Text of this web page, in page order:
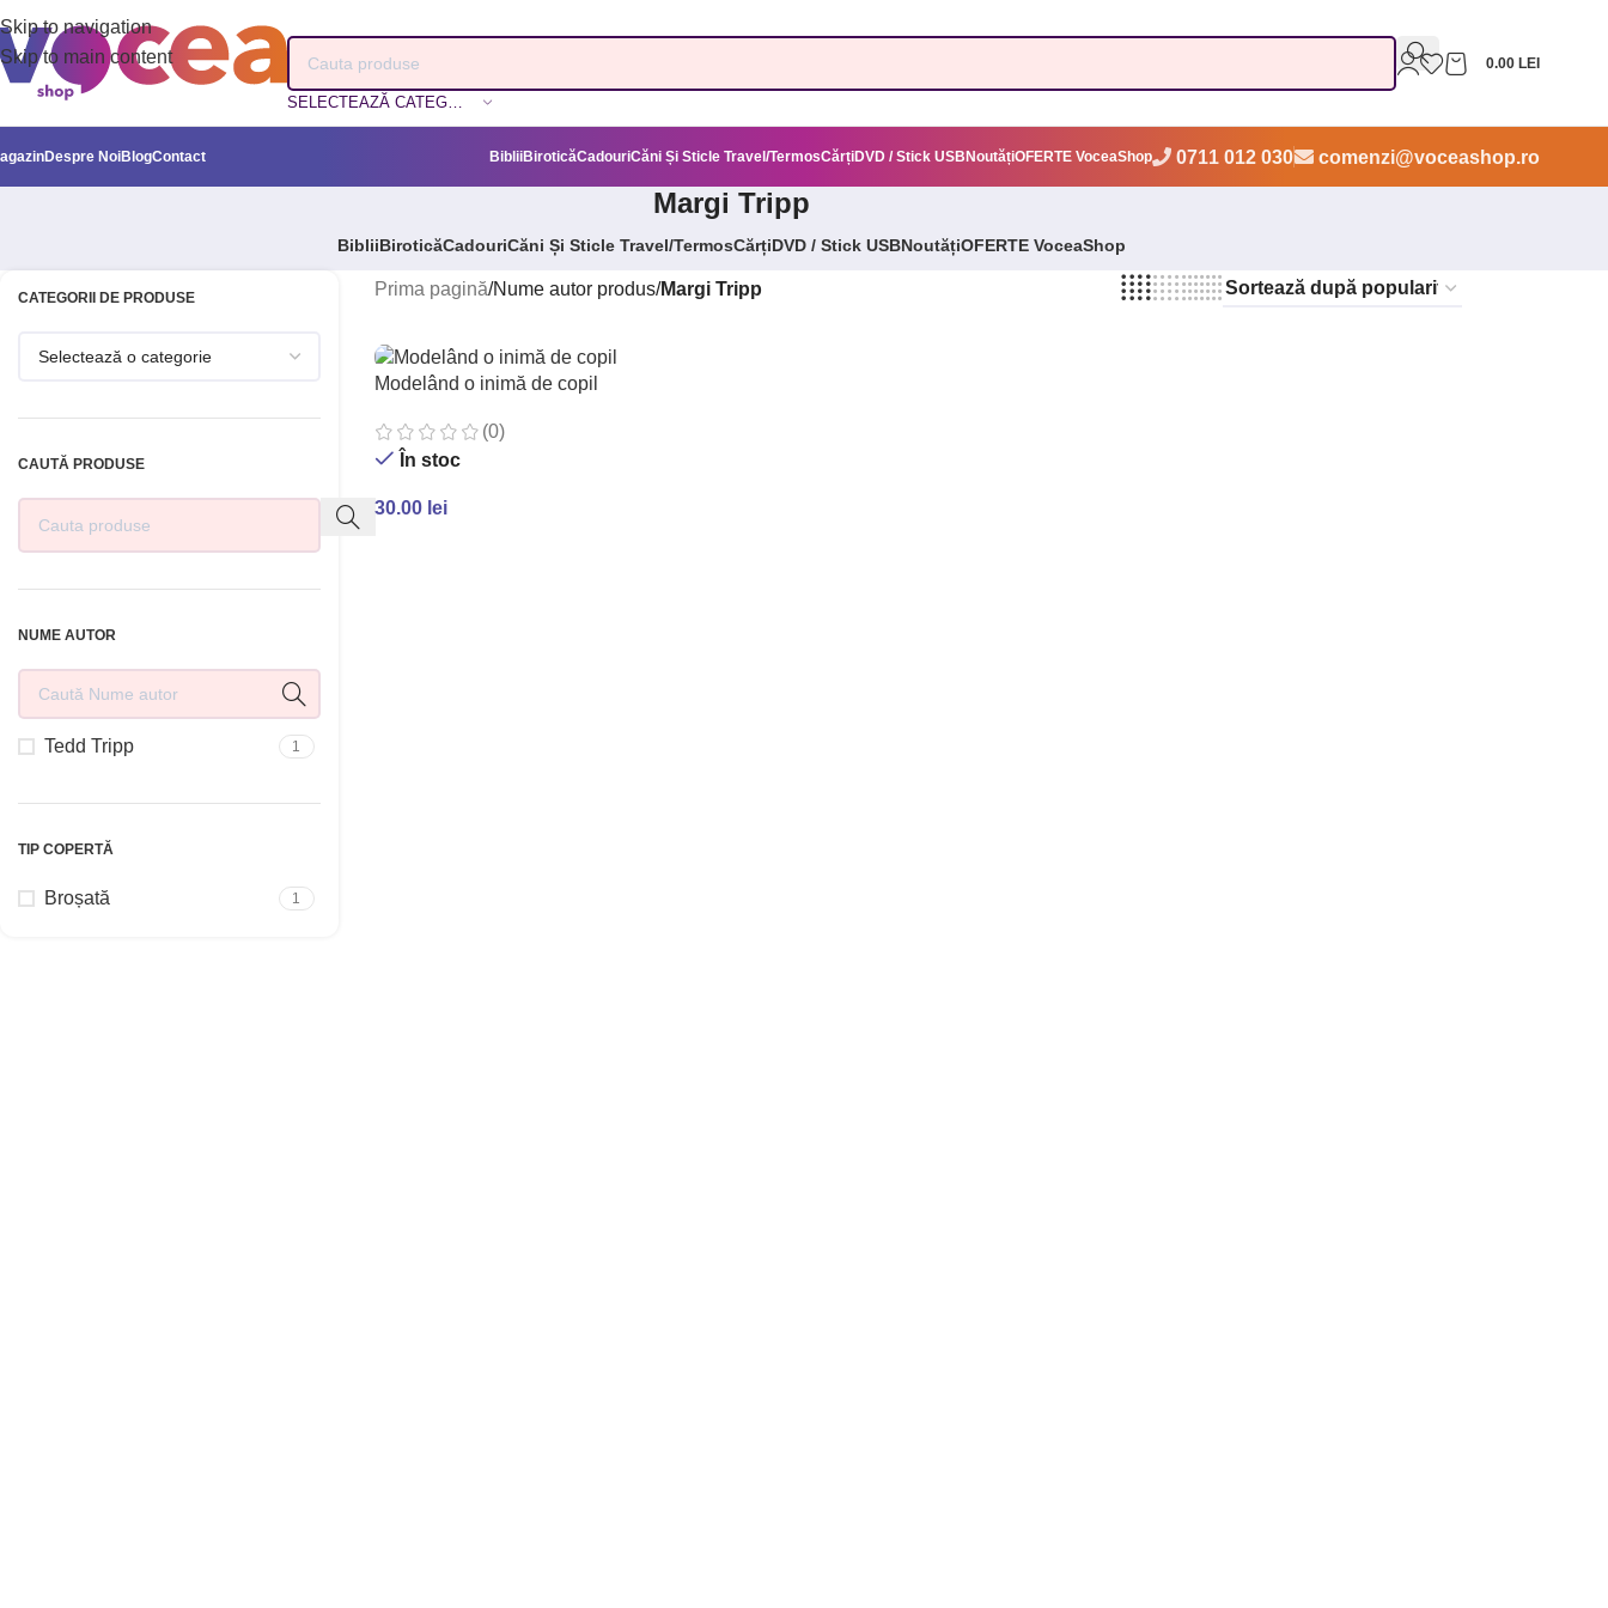
Skip to navigation
Skip to main content
0.00 LEI
Despre NoiBlogContact BibliiBiroticăCadouriCăni Și Sticle Travel/TermosCărțiDVD / Stick USB NoutățiOFERTE VoceaShop 0711 012 030 comenzi@voceashop.ro
Margi Tripp
BibliiBiroticăCadouriCăni Și Sticle Travel/TermosCărțiDVD / Stick USBNoutățiOFERTE VoceaShop
CATEGORII DE PRODUSE
CAUTĂ PRODUSE
NUME AUTOR
Tedd Tripp 1
TIP COPERTĂ
Broșată 1
Prima pagină/Nume autor produs/Margi Tripp
Modelând o inimă de copil
(0)
În stoc
30.00 lei